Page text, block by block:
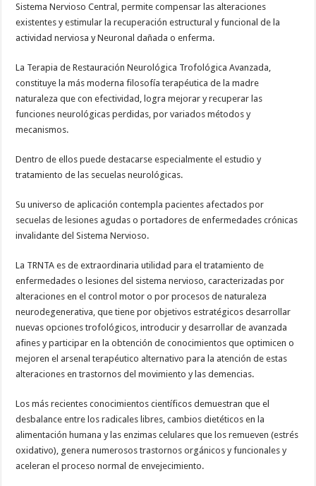
Sistema Nervioso Central, permite compensar las alteraciones
existentes y estimular la recuperación estructural y funcional de la
actividad nerviosa y Neuronal dañada o enferma.
La Terapia de Restauración Neurológica Trofológica Avanzada,
constituye la más moderna filosofía terapéutica de la madre
naturaleza que con efectividad, logra mejorar y recuperar las
funciones neurológicas perdidas, por variados métodos y
mecanismos.
Dentro de ellos puede destacarse especialmente el estudio y
tratamiento de las secuelas neurológicas.
Su universo de aplicación contempla pacientes afectados por
secuelas de lesiones agudas o portadores de enfermedades crónicas
invalidante del Sistema Nervioso.
La TRNTA es de extraordinaria utilidad para el tratamiento de
enfermedades o lesiones del sistema nervioso, caracterizadas por
alteraciones en el control motor o por procesos de naturaleza
neurodegenerativa, que tiene por objetivos estratégicos desarrollar
nuevas opciones trofológicos, introducir y desarrollar de avanzada
afines y participar en la obtención de conocimientos que optimicen o
mejoren el arsenal terapéutico alternativo para la atención de estas
alteraciones en trastornos del movimiento y las demencias.
Los más recientes conocimientos científicos demuestran que el
desbalance entre los radicales libres, cambios dietéticos en la
alimentación humana y las enzimas celulares que los remueven (estrés
oxidativo), genera numerosos trastornos orgánicos y funcionales y
aceleran el proceso normal de envejecimiento.